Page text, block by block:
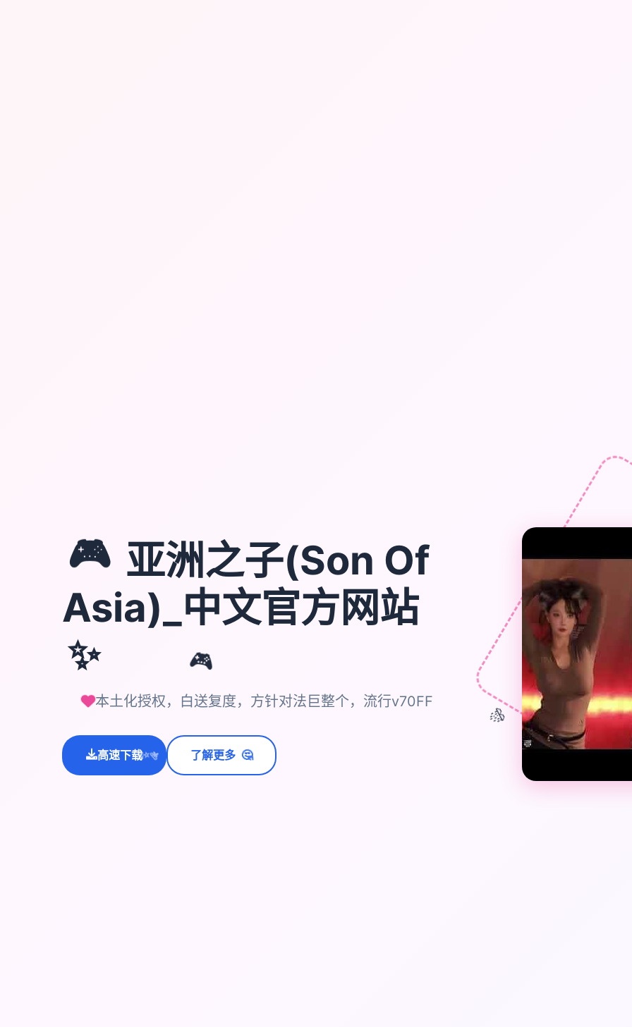
🎮
🎮 亚洲之子(Son Of
Asia)_中文官方网站
✨
本土化授权，白送复度，方针对法巨整个，流行v70FF
高速下载
✨⭐💫 了解更多 🤔
🎊